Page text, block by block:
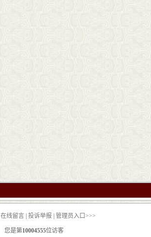
在线留言| 投诉举报 管理员入口>>>
您是第10004555位访客